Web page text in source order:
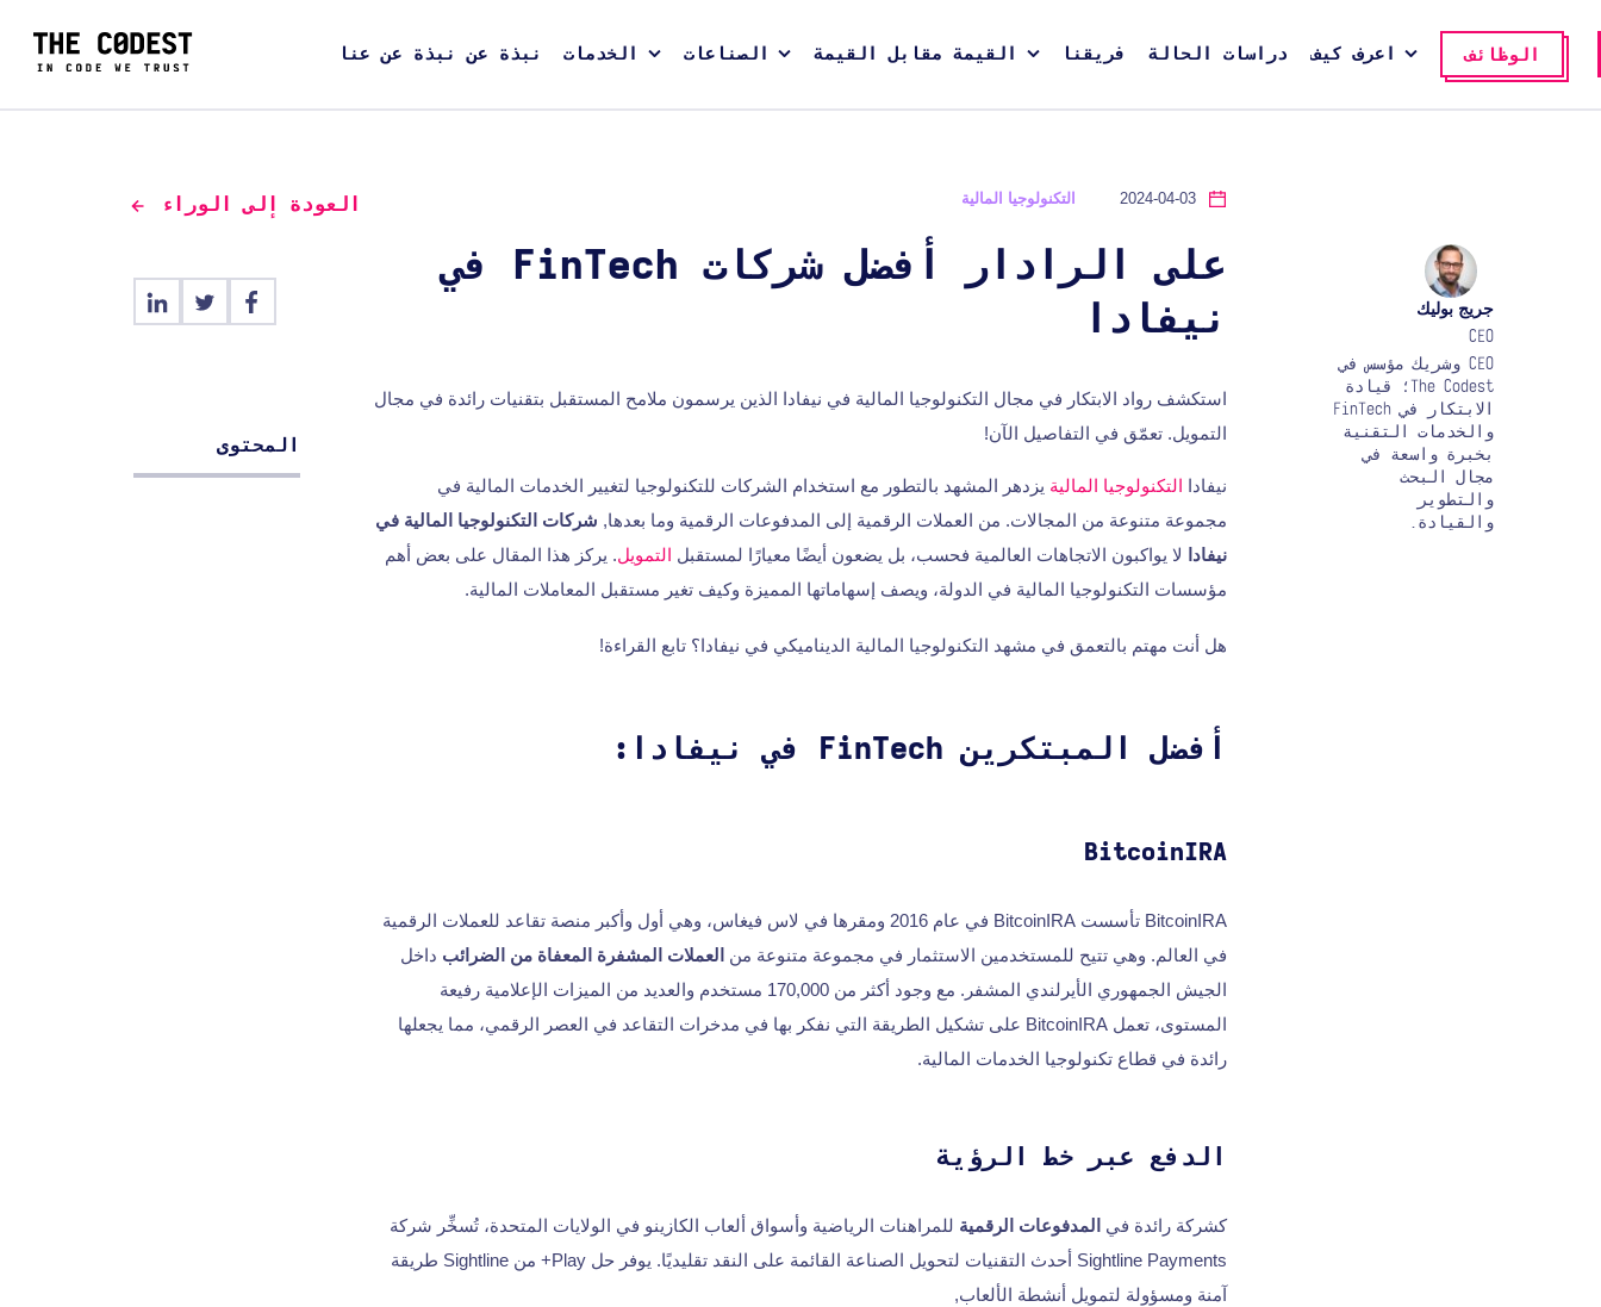
نبذة عن نبذة عن عنا الخدمات الصناعات القيمة مقابل القيمة فريقنا دراسات الحالة اعرف كيف الوظائف
العودة إلى الوراء
المحتوى
2024-04-03 التكنولوجيا المالية
على الرادار أفضل شركات FinTech في
نيفادا
جريج بوليك
CEO
CEO وشريك مؤسس في
The Codest؛ قيادة
الابتكار في FinTech
والخدمات التقنية
بخبرة واسعة في
مجال البحث
والتطوير
والقيادة.
استكشف رواد الابتكار في مجال التكنولوجيا المالية في نيفادا الذين يرسمون ملامح المستقبل بتقنيات رائدة في مجال
التمويل. تعمّق في التفاصيل الآن!
نيفادا التكنولوجيا المالية يزدهر المشهد بالتطور مع استخدام الشركات للتكنولوجيا لتغيير الخدمات المالية في
مجموعة متنوعة من المجالات. من العملات الرقمية إلى المدفوعات الرقمية وما بعدها, شركات التكنولوجيا المالية في
نيفادا
لا يواكبون الاتجاهات العالمية فحسب، بل يضعون أيضًا معيارًا لمستقبل التمويل. يركز هذا المقال على بعض أهم
مؤسسات التكنولوجيا المالية في الدولة، ويصف إسهاماتها المميزة وكيف تغير مستقبل المعاملات المالية.
هل أنت مهتم بالتعمق في مشهد التكنولوجيا المالية الديناميكي في نيفادا؟ تابع القراءة!
أفضل المبتكرين FinTech في نيفادا:
BitcoinIRA
BitcoinIRA تأسست BitcoinIRA في عام 2016 ومقرها في لاس فيغاس، وهي أول وأكبر منصة تقاعد للعملات الرقمية
في العالم. وهي تتيح للمستخدمين الاستثمار في مجموعة متنوعة من العملات المشفرة المعفاة من الضرائب داخل
الجيش الجمهوري الأيرلندي المشفر. مع وجود أكثر من 170,000 مستخدم والعديد من الميزات الإعلامية رفيعة
المستوى، تعمل BitcoinIRA على تشكيل الطريقة التي نفكر بها في مدخرات التقاعد في العصر الرقمي، مما يجعلها
رائدة في قطاع تكنولوجيا الخدمات المالية.
الدفع عبر خط الرؤية
كشركة رائدة في المدفوعات الرقمية للمراهنات الرياضية وأسواق ألعاب الكازينو في الولايات المتحدة، تُسخِّر شركة
Sightline Payments أحدث التقنيات لتحويل الصناعة القائمة على النقد تقليديًا. يوفر حل Play+ من Sightline طريقة
آمنة ومسؤولة لتمويل أنشطة الألعاب,